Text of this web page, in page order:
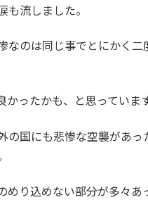
流しました。
のは同じ事でとにかく
ったかも、と思っています
国にも悲惨な空襲があ
り込めない部分が多々あ